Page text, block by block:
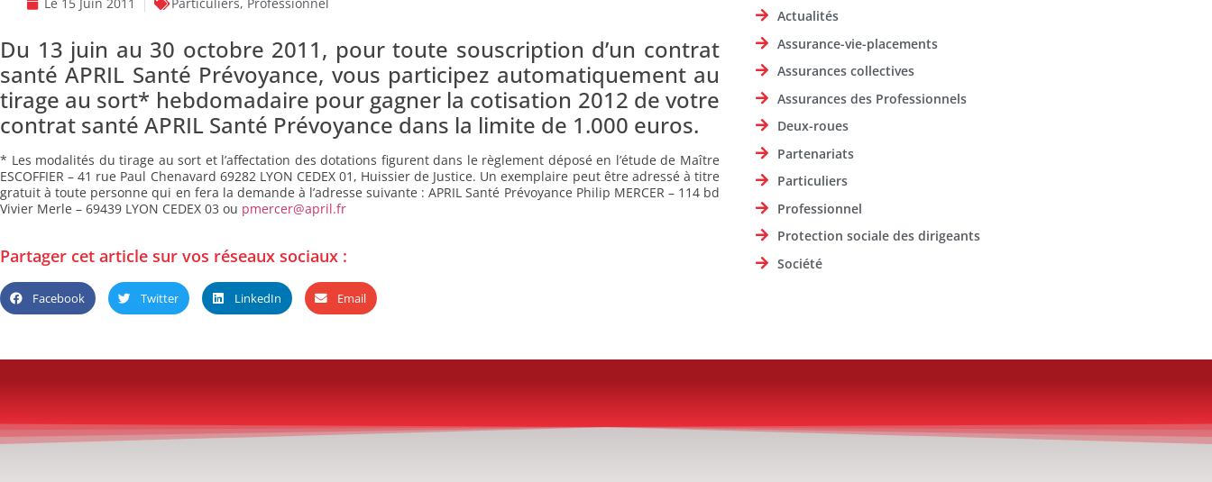
Du 13 juin au 30 octobre 2011, pour toute souscription d’un contrat
santé APRIL Santé Prévoyance, vous participez automatiquement au
tirage au sort* hebdomadaire pour gagner la cotisation 2012 de votre
contrat santé APRIL Santé Prévoyance dans la limite de 1.000 euros.
* Les modalités du tirage au sort et l’affectation des dotations figurent dans le règlement déposé en l’étude de Maître
ESCOFFIER – 41 rue Paul Chenavard 69282 LYON CEDEX 01, Huissier de Justice. Un exemplaire peut être adressé à titre
gratuit à toute personne qui en fera la demande à l’adresse suivante : APRIL Santé Prévoyance Philip MERCER – 114 bd
Vivier Merle – 69439 LYON CEDEX 03 ou pmercer@april.fr
Partager cet article sur vos réseaux sociaux :
Facebook Twitter LinkedIn Email
Actualités
Assurance-vie-placements
Assurances collectives
Assurances des Professionnels
Deux-roues
Partenariats
Particuliers
Professionnel
Protection sociale des dirigeants
Société